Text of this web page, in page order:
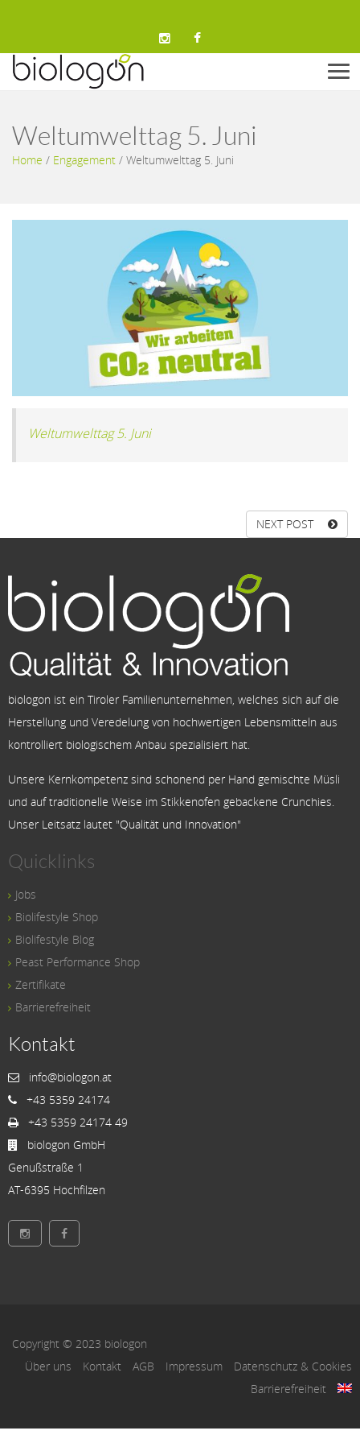
Weltumwelttag 5. Juni
Home / Engagement / Weltumwelttag 5. Juni
Weltumwelttag 5. Juni
NEXT POST
biologon ist ein Tiroler Familienunternehmen, welches sich auf die
Herstellung und Veredelung von hochwertigen Lebensmitteln aus
kontrolliert biologischem Anbau spezialisiert hat.
Unsere Kernkompetenz sind schonend per Hand gemischte Müsli
und auf traditionelle Weise im Stikkenofen gebackene Crunchies.
Unser Leitsatz lautet "Qualität und Innovation"
Quicklinks
Jobs
Biolifestyle Shop
Biolifestyle Blog
Peast Performance Shop
Zertifikate
Barrierefreiheit
Kontakt
info@biologon.at
+43 5359 24174
+43 5359 24174 49
biologon GmbH
Genußstraße 1
AT-6395 Hochfilzen
Copyright © 2023 biologon
Über uns
Kontakt AGB Impressum
Datenschutz & Cookies
Barrierefreiheit